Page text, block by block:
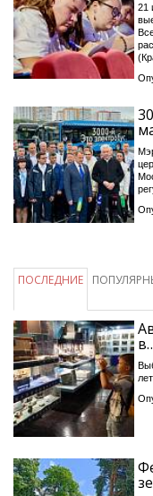
21
ПОСЛЕДНИЕ